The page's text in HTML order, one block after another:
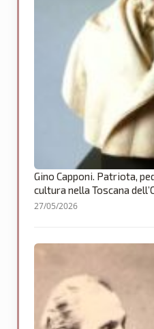
Gino Capponi. Patriota,
cultura nella Toscana
27/05/2026